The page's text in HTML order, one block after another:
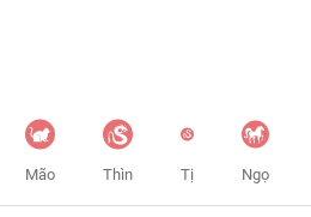
Mão Thìn Tị Ngọ